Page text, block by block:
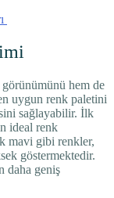
görünümünü hem de
uygun renk paletini
sağlayabilir. İlk
ideal renk
mavi gibi renkler,
göstermektedir.
daha geniş